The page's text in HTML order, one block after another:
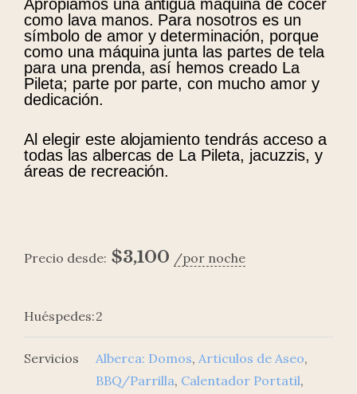
Apropiamos una antigua máquina de cocer
como lava manos. Para nosotros es un
símbolo de amor y determinación, porque
como una máquina junta las partes de tela
para una prenda, así hemos creado La
Pileta; parte por parte, con mucho amor y
dedicación.
Al elegir este alojamiento tendrás acceso a
todas las albercas de La Pileta, jacuzzis, y
áreas de recreación.
Precio desde: $3,100 por noche
Huéspedes:2
Servicios Alberca: Domos, Articulos de Aseo,
BBQ/Parrilla, Calentador Portatil,